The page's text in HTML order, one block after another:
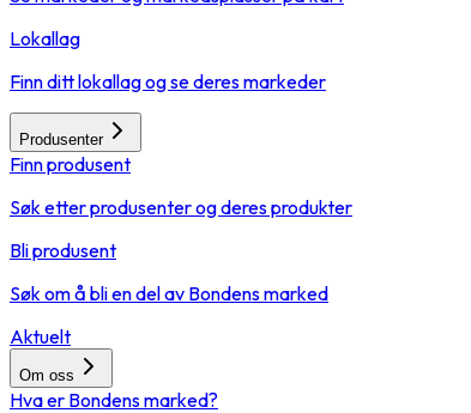
Lokallag
Finn ditt lokallag og se deres markeder
Produsenter
Finn produsent
Søk etter produsenter og deres produkter
Bli produsent
Søk om å bli en del av Bondens marked
Aktuelt
Om oss
Hva er Bondens marked?